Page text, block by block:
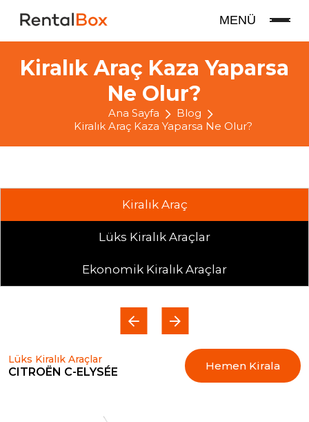
MENÜ
Kiralık Araç Kaza Yaparsa
Ne Olur?
Ana Sayfa
Blog
Kiralık Araç Kaza Yaparsa Ne Olur?
Kiralık Araç
Lüks Kiralık Araçlar
Ekonomik Kiralık Araçlar
Lüks Kiralık Araçlar
CITROËN C-ELYSÉE Hemen Kirala